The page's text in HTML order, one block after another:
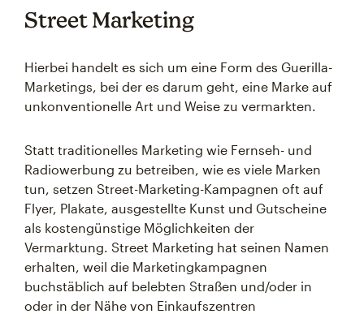
Street Marketing
Hierbei handelt es sich um eine Form des Guerilla-
Marketings, bei der es darum geht, eine Marke auf
unkonventionelle Art und Weise zu vermarkten.
Statt traditionelles Marketing wie Fernseh- und
Radiowerbung zu betreiben, wie es viele Marken
tun, setzen Street-Marketing-Kampagnen oft auf
Flyer, Plakate, ausgestellte Kunst und Gutscheine
als kostengünstige Möglichkeiten der
Vermarktung. Street Marketing hat seinen Namen
erhalten, weil die Marketingkampagnen
buchstäblich auf belebten Straßen und/oder in
oder in der Nähe von Einkaufszentren